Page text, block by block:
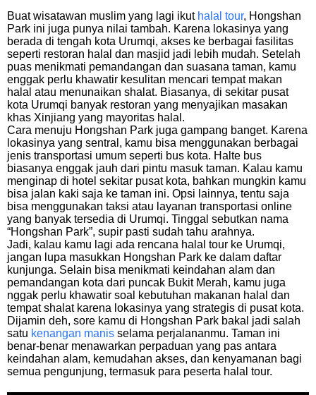
Buat wisatawan muslim yang lagi ikut halal tour, Hongshan
Park ini juga punya nilai tambah. Karena lokasinya yang
berada di tengah kota Urumqi, akses ke berbagai fasilitas
seperti restoran halal dan masjid jadi lebih mudah. Setelah
puas menikmati pemandangan dan suasana taman, kamu
enggak perlu khawatir kesulitan mencari tempat makan
halal atau menunaikan shalat. Biasanya, di sekitar pusat
kota Urumqi banyak restoran yang menyajikan masakan
khas Xinjiang yang mayoritas halal.
Cara menuju Hongshan Park juga gampang banget. Karena
lokasinya yang sentral, kamu bisa menggunakan berbagai
jenis transportasi umum seperti bus kota. Halte bus
biasanya enggak jauh dari pintu masuk taman. Kalau kamu
menginap di hotel sekitar pusat kota, bahkan mungkin kamu
bisa jalan kaki saja ke taman ini. Opsi lainnya, tentu saja
bisa menggunakan taksi atau layanan transportasi online
yang banyak tersedia di Urumqi. Tinggal sebutkan nama
“Hongshan Park”, supir pasti sudah tahu arahnya.
Jadi, kalau kamu lagi ada rencana halal tour ke Urumqi,
jangan lupa masukkan Hongshan Park ke dalam daftar
kunjunga. Selain bisa menikmati keindahan alam dan
pemandangan kota dari puncak Bukit Merah, kamu juga
nggak perlu khawatir soal kebutuhan makanan halal dan
tempat shalat karena lokasinya yang strategis di pusat kota.
Dijamin deh, sore kamu di Hongshan Park bakal jadi salah
satu kenangan manis selama perjalananmu. Taman ini
benar-benar menawarkan perpaduan yang pas antara
keindahan alam, kemudahan akses, dan kenyamanan bagi
semua pengunjung, termasuk para peserta halal tour.